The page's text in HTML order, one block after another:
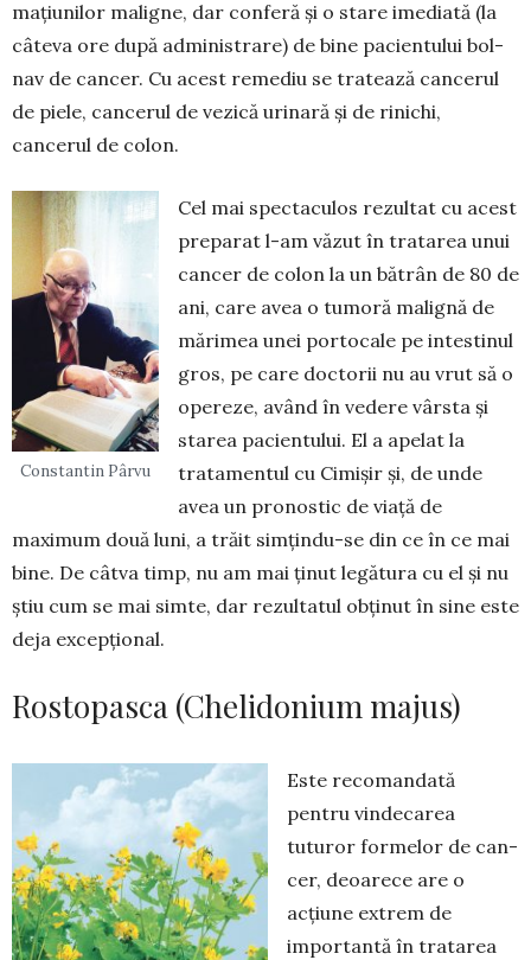
mațiu­ni­lor maligne, dar conferă și o stare ime­diată (la
câteva ore după admi­nis­­tra­re) de bine pacientului bol­
nav de can­cer. Cu acest remediu se tratea­ză cancerul
de piele, can­ce­rul de ve­zică urinară și de rinichi,
cancerul de colon.
Constantin Pârvu
Cel mai spectaculos rezultat cu acest
preparat l-am văzut în tratarea unui
cancer de colon la un bătrân de 80 de
ani, care avea o tumoră malignă de
mărimea unei portocale pe intestinul
gros, pe care doctorii nu au vrut să o
ope­reze, având în vedere vârsta și
starea pa­cien­tului. El a apelat la
tratamentul cu Cimișir și, de unde
avea un pronostic de viață de
maximum două luni, a trăit simțindu-se din ce în ce mai
bine. De câtva timp, nu am mai ținut legătura cu el și nu
știu cum se mai sim­te, dar rezultatul obținut în sine este
deja excepțional.
Rostopasca (Chelidonium majus)
Este recomandată
pentru vin­de­carea
tuturor formelor de can­
cer, deoarece are o
acțiune ex­trem de
importantă în tratarea